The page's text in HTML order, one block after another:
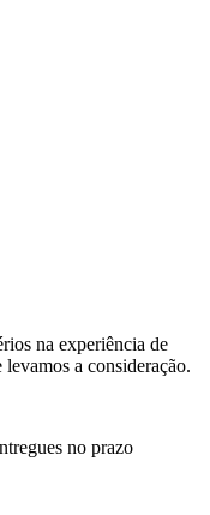
na experiência de
a consideração.
no prazo